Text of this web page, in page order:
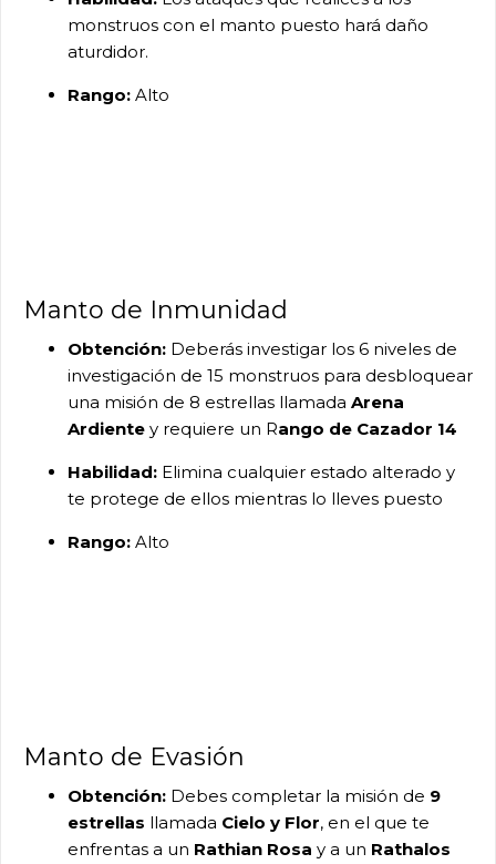
monstruos con el manto puesto hará daño
aturdidor.
Rango: Alto
Manto de Inmunidad
Obtención: Deberás investigar los 6 niveles de
investigación de 15 monstruos para desbloquear
una misión de 8 estrellas llamada Arena
Ardiente y requiere un Rango de Cazador 14
Habilidad: Elimina cualquier estado alterado y
te protege de ellos mientras lo lleves puesto
Rango: Alto
Manto de Evasión
Obtención: Debes completar la misión de 9
estrellas llamada Cielo y Flor, en el que te
enfrentas a un Rathian Rosa y a un Rathalos